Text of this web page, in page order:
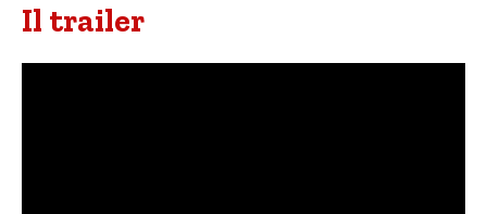
Il trailer